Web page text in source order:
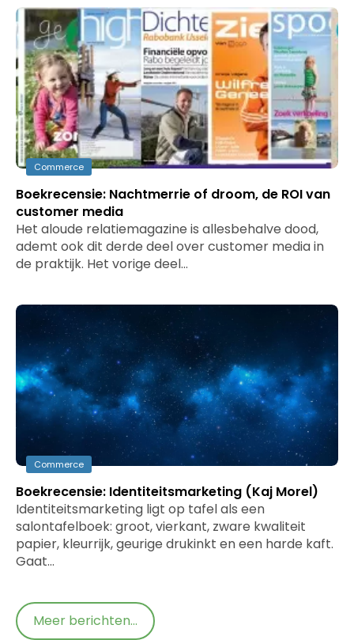
Commerce
Boekrecensie: Nachtmerrie of droom, de ROI van
customer media
Het aloude relatiemagazine is allesbehalve dood,
ademt ook dit derde deel over customer media in
de praktijk. Het vorige deel…
Commerce
Boekrecensie: Identiteitsmarketing (Kaj Morel)
Identiteitsmarketing ligt op tafel als een
salontafelboek: groot, vierkant, zware kwaliteit
papier, kleurrijk, geurige drukinkt en een harde kaft.
Gaat…
Meer berichten...